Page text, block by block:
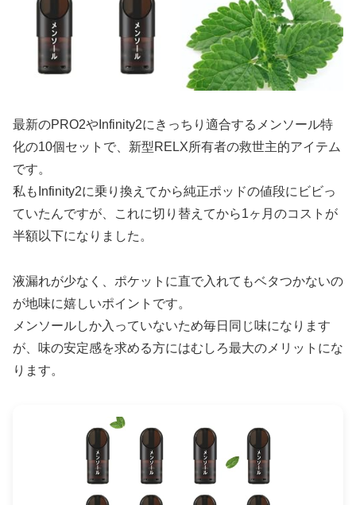
最新のPRO2やInfinity2にきっちり適合するメンソール特
化の10個セットで、新型RELX所有者の救世主的アイテム
です。
私もInfinity2に乗り換えてから純正ポッドの値段にビビっ
ていたんですが、これに切り替えてから1ヶ月のコストが
半額以下になりました。
液漏れが少なく、ポケットに直で入れてもベタつかないの
が地味に嬉しいポイントです。
メンソールしか入っていないため毎日同じ味になります
が、味の安定感を求める方にはむしろ最大のメリットにな
ります。